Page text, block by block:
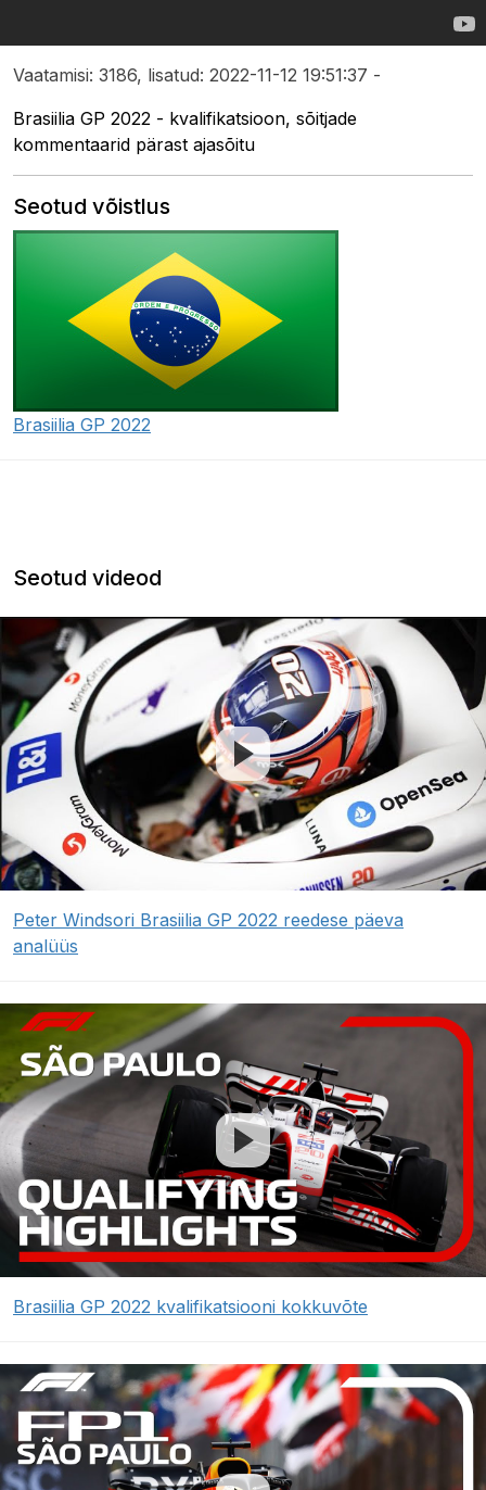
Vaatamisi: 3186, lisatud: 2022-11-12 19:51:37 -
Brasiilia GP 2022 - kvalifikatsioon, sõitjade
kommentaarid pärast ajasõitu
Seotud võistlus
Brasiilia GP 2022
Seotud videod
Peter Windsori Brasiilia GP 2022 reedese päeva
analüüs
Brasiilia GP 2022 kvalifikatsiooni kokkuvõte